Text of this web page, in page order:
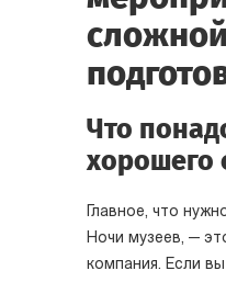
сложной
Что
хорошего
Главное, что
Ночи музеев, —
компания. Если